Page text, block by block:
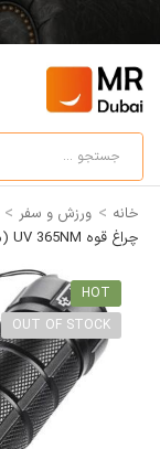
خانه > ورزش و سفر >
چراغ قوه UV 365NM (ماوراء بنفش) مدل WholeFire
HOT
OUT OF STOCK